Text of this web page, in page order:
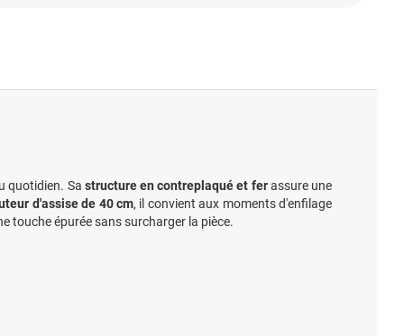
quotidien. Sa structure en contreplaqué et ferassure une
d'assise de 40 cm, il convient aux moments d'enfilage
touche épurée sans surcharger la pièce.